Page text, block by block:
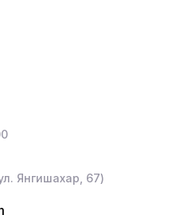
Янгишахар, 67)